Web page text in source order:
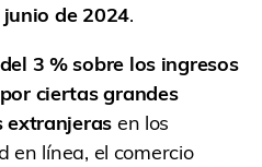
de 2024.
3 % sobre los ingresos
ciertas grandes
extranjeras en los
en línea, el comercio